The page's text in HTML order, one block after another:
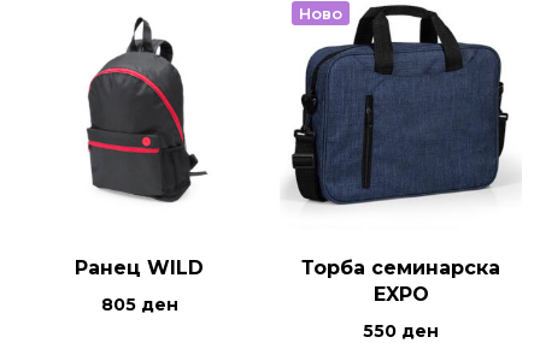
Ранец WILD
805 ден
Ново
Торба семинарска
EXPO
550 ден